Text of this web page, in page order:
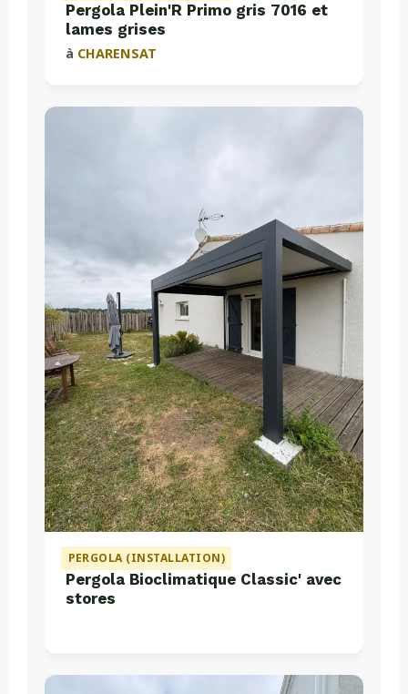
Pergola Plein'R Primo gris 7016 et
lames grises
à CHARENSAT
PERGOLA (INSTALLATION)
Pergola Bioclimatique Classic' avec
stores